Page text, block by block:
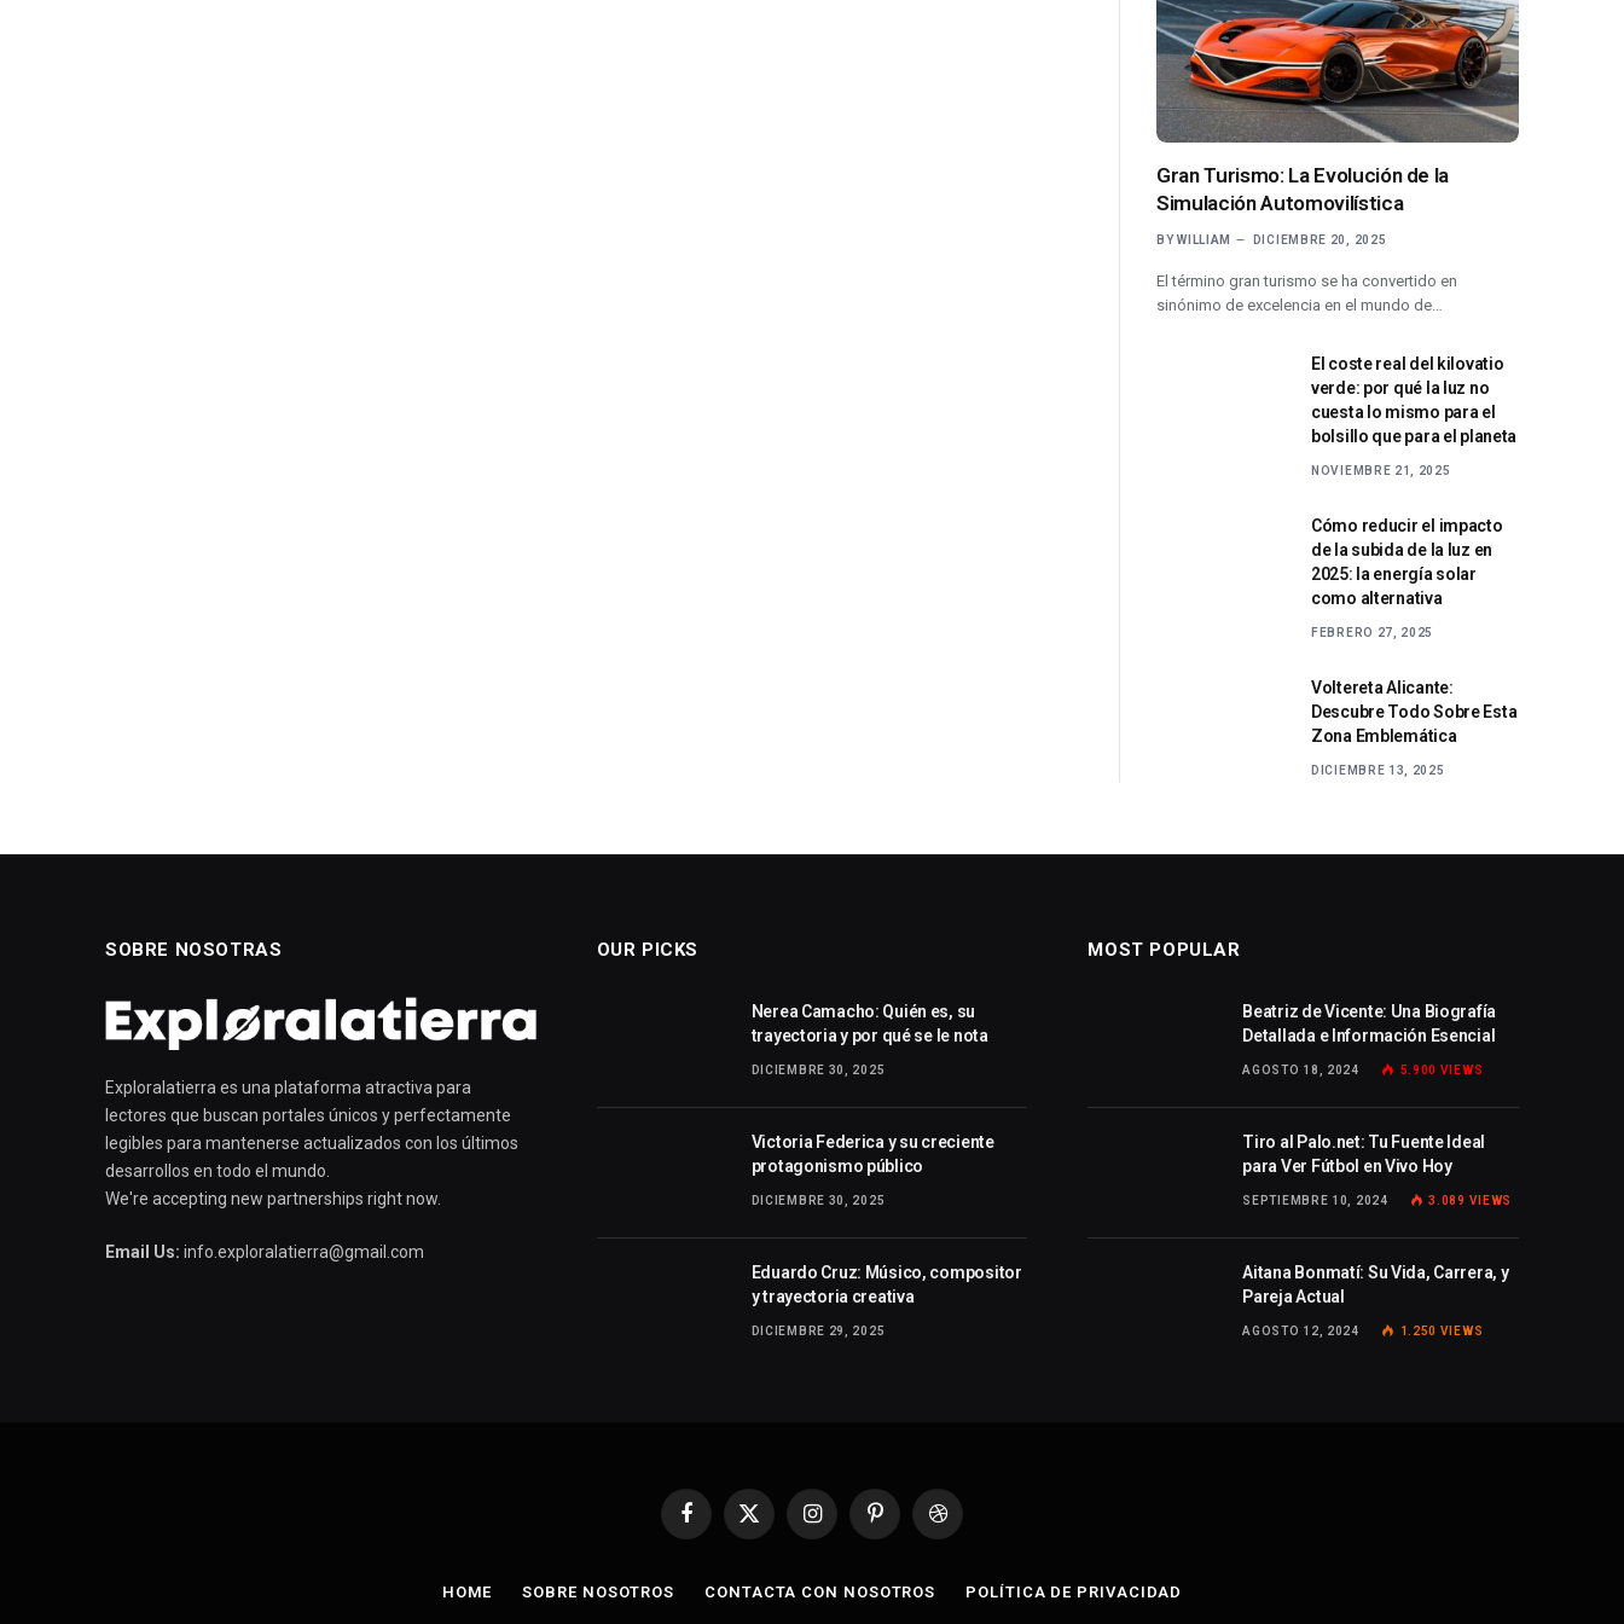
Gran Turismo: La Evolución de la
Simulación Automovilística
BY WILLIAM DICIEMBRE 20, 2025
El término gran turismo se ha convertido en
sinónimo de excelencia en el mundo de…
El coste real del kilovatio
verde: por qué la luz no
cuesta lo mismo para el
bolsillo que para el planeta
NOVIEMBRE 21, 2025
Cómo reducir el impacto
de la subida de la luz en
2025: la energía solar
como alternativa
FEBRERO 27, 2025
Voltereta Alicante:
Descubre Todo Sobre Esta
Zona Emblemática
DICIEMBRE 13, 2025
SOBRE NOSOTRAS
Exploralatierra es una plataforma atractiva para
lectores que buscan portales únicos y perfectamente
legibles para mantenerse actualizados con los últimos
desarrollos en todo el mundo.
We're accepting new partnerships right now.
Email Us: info.exploralatierra@gmail.com
OUR PICKS
Nerea Camacho: Quién es, su
trayectoria y por qué se le nota
DICIEMBRE 30, 2025
Victoria Federica y su creciente
protagonismo público
DICIEMBRE 30, 2025
Eduardo Cruz: Músico, compositor
y trayectoria creativa
DICIEMBRE 29, 2025
MOST POPULAR
Beatriz de Vicente: Una Biografía
Detallada e Información Esencial
AGOSTO 18, 2024 5.900 VIEWS
Tiro al Palo.net: Tu Fuente Ideal
para Ver Fútbol en Vivo Hoy
SEPTIEMBRE 10, 2024 3.089 VIEWS
Aitana Bonmatí: Su Vida, Carrera, y
Pareja Actual
AGOSTO 12, 2024 1.250 VIEWS
Facebook
X
InstagramPinterestDribbble
HOME SOBRE NOSOTROS CONTACTA CON NOSOTROS POLÍTICA DE PRIVACIDAD